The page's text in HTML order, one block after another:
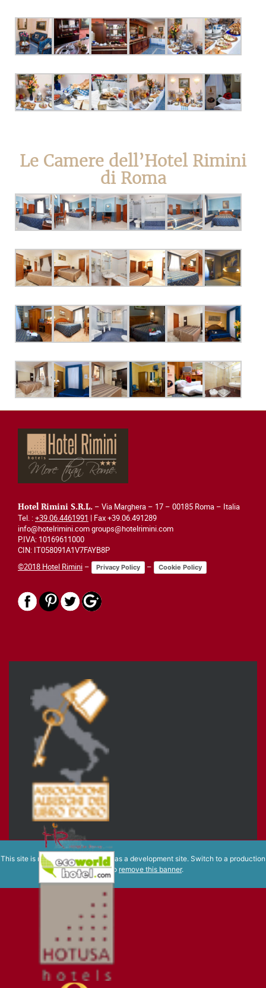
Le Camere dell’Hotel Rimini
di Roma
Hotel Rimini S.R.L. – Via Marghera – 17 – 00185 Roma – Italia
Tel. :+39.06.4461991 | Fax +39.06.491289
info@hotelrimini.com groups@hotelrimini.com
P.IVA: 10169611000
CIN: IT058091A1V7FAYB8P
©2018 Hotel Rimini – Privacy Policy – Cookie Policy
This site is registered onwpml.org as a development site. Switch to a production
site key to remove this banner.